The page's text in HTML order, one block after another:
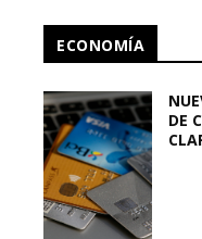
ECONOMÍA
DE